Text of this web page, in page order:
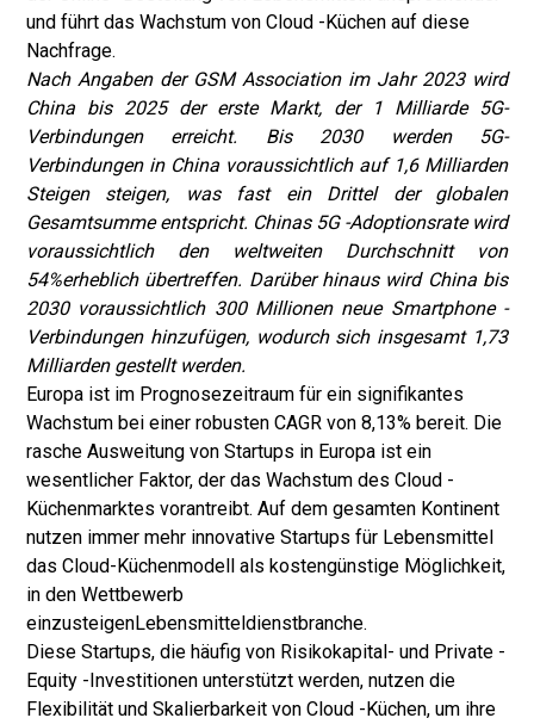
und führt das Wachstum von Cloud -Küchen auf diese
Nachfrage.
Nach Angaben der GSM Association im Jahr 2023 wird
China bis 2025 der erste Markt, der 1 Milliarde 5G-
Verbindungen erreicht. Bis 2030 werden 5G-
Verbindungen in China voraussichtlich auf 1,6 Milliarden
Steigen steigen, was fast ein Drittel der globalen
Gesamtsumme entspricht. Chinas 5G -Adoptionsrate wird
voraussichtlich den weltweiten Durchschnitt von
54%erheblich übertreffen. Darüber hinaus wird China bis
2030 voraussichtlich 300 Millionen neue Smartphone -
Verbindungen hinzufügen, wodurch sich insgesamt 1,73
Milliarden gestellt werden.
Europa ist im Prognosezeitraum für ein signifikantes
Wachstum bei einer robusten CAGR von 8,13% bereit. Die
rasche Ausweitung von Startups in Europa ist ein
wesentlicher Faktor, der das Wachstum des Cloud -
Küchenmarktes vorantreibt. Auf dem gesamten Kontinent
nutzen immer mehr innovative Startups für Lebensmittel
das Cloud-Küchenmodell als kostengünstige Möglichkeit,
in den Wettbewerb
einzusteigenLebensmitteldienstbranche.
Diese Startups, die häufig von Risikokapital- und Private -
Equity -Investitionen unterstützt werden, nutzen die
Flexibilität und Skalierbarkeit von Cloud -Küchen, um ihre